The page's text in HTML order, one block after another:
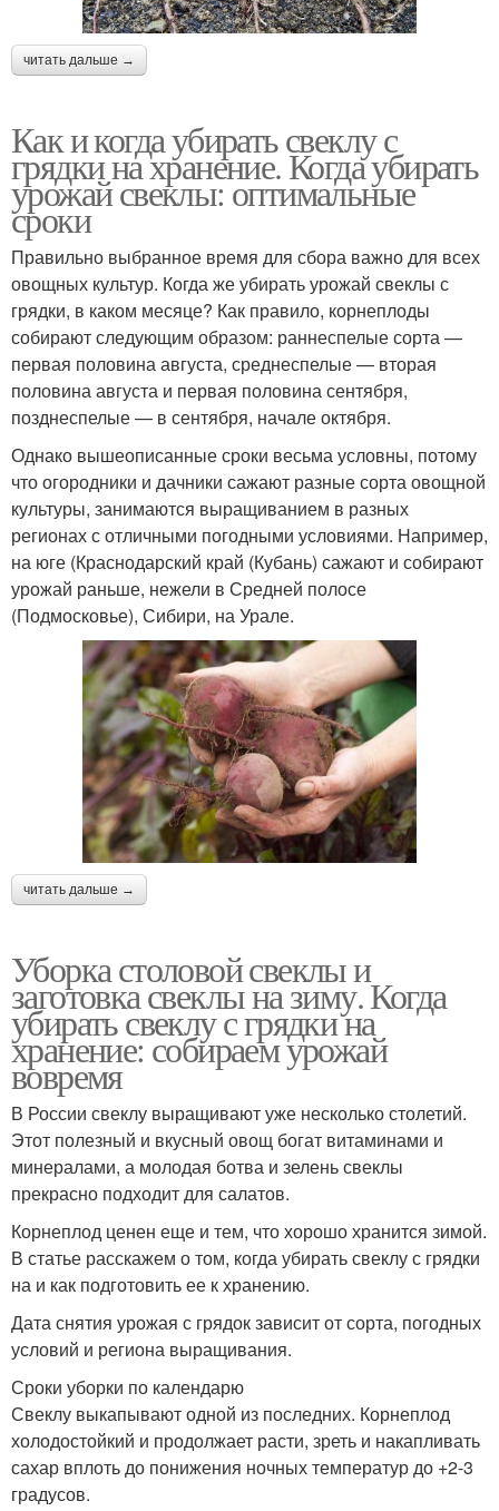
читать дальше →
Как и когда убирать свеклу с
грядки на хранение. Когда убирать
урожай свеклы: оптимальные
сроки
Правильно выбранное время для сбора важно для всех
овощных культур. Когда же убирать урожай свеклы с
грядки, в каком месяце? Как правило, корнеплоды
собирают следующим образом: раннеспелые сорта —
первая половина августа, среднеспелые — вторая
половина августа и первая половина сентября,
позднеспелые — в сентября, начале октября.
Однако вышеописанные сроки весьма условны, потому
что огородники и дачники сажают разные сорта овощной
культуры, занимаются выращиванием в разных
регионах с отличными погодными условиями. Например,
на юге (Краснодарский край (Кубань) сажают и собирают
урожай раньше, нежели в Средней полосе
(Подмосковье), Сибири, на Урале.
читать дальше →
Уборка столовой свеклы и
заготовка свеклы на зиму. Когда
убирать свеклу с грядки на
хранение: собираем урожай
вовремя
В России свеклу выращивают уже несколько столетий.
Этот полезный и вкусный овощ богат витаминами и
минералами, а молодая ботва и зелень свеклы
прекрасно подходит для салатов.
Корнеплод ценен еще и тем, что хорошо хранится зимой.
В статье расскажем о том, когда убирать свеклу с грядки
на и как подготовить ее к хранению.
Дата снятия урожая с грядок зависит от сорта, погодных
условий и региона выращивания.
Сроки уборки по календарю
Свеклу выкапывают одной из последних. Корнеплод
холодостойкий и продолжает расти, зреть и накапливать
сахар вплоть до понижения ночных температур до +2-3
градусов.